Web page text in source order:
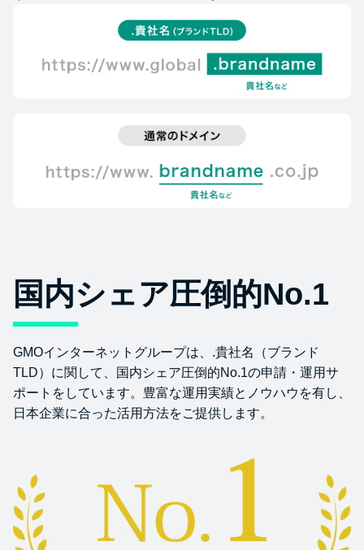
国内シェア圧倒的No.1
GMOインターネットグループは、.貴社名（ブランド
TLD）に関して、国内シェア圧倒的No.1の申請・運用サ
ポートをしています。豊富な運用実績とノウハウを有し、
日本企業に合った活用方法をご提供します。